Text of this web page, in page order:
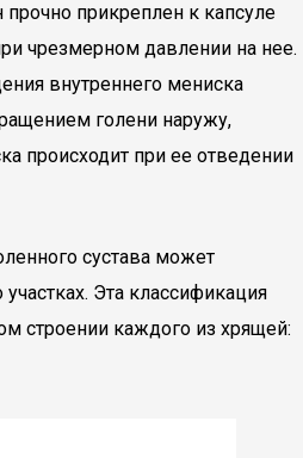
прочно прикреплен к капсуле
чрезмерном давлении на нее.
внутреннего мениска
голени наружу,
происходит при ее отведении
сустава может
Эта классификация
строении каждого из хрящей: